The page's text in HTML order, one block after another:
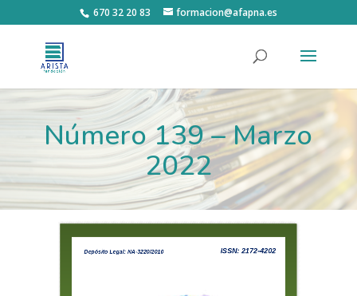
670 32 20 83 formacion@afapna.es
Número 139 – Marzo
2022